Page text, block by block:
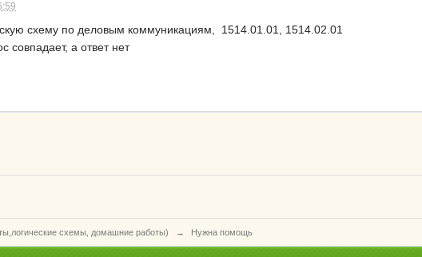
схему по деловым коммуникациям, 1514.01.01, 1514.02.01
совпадает, а ответ нет
схемы, домашние работы) → Нужна помощь